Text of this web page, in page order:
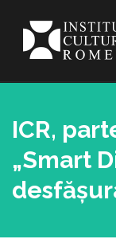
ICR,
„Smart